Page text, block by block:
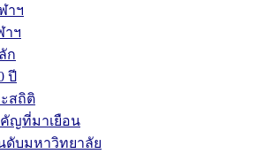
าฯ
าฯ
ก
ปี
สถิติ
ญที่มาเยือน
ดับมหาวิทยาลัย